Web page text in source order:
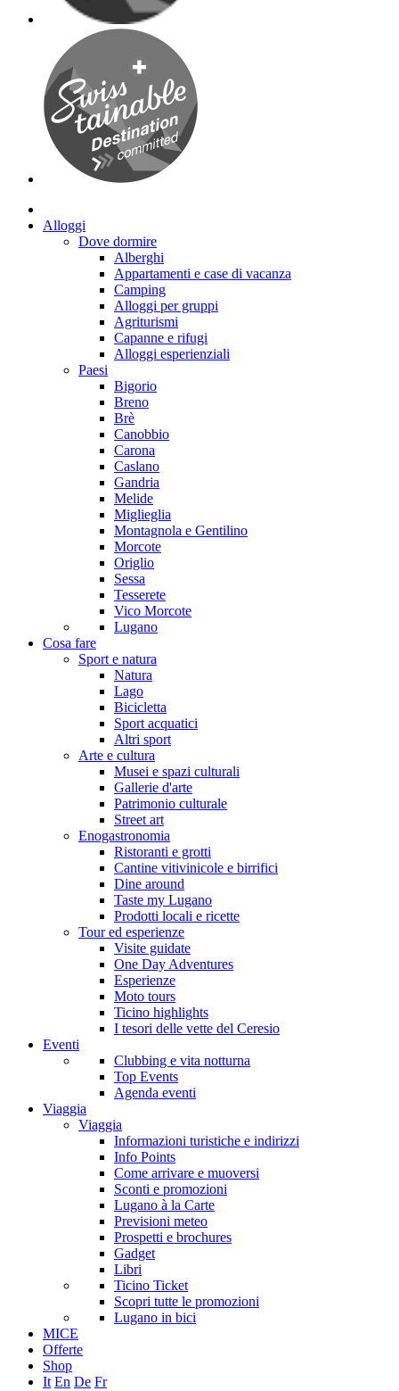
Alloggi
Dove dormire
Alberghi
Appartamenti e case di vacanza
Camping
Alloggi per gruppi
Agriturismi
Capanne e rifugi
Alloggi esperienziali
Paesi
Bigorio
Breno
Brè
Canobbio
Carona
Caslano
Gandria
Melide
Miglieglia
Montagnola e Gentilino
Morcote
Origlio
Sessa
Tesserete
Vico Morcote
Lugano
Cosa fare
Sport e natura
Natura
Lago
Bicicletta
Sport acquatici
Altri sport
Arte e cultura
Musei e spazi culturali
Gallerie d'arte
Patrimonio culturale
Street art
Enogastronomia
Ristoranti e grotti
Cantine vitivinicole e birrifici
Dine around
Taste my Lugano
Prodotti locali e ricette
Tour ed esperienze
Visite guidate
One Day Adventures
Esperienze
Moto tours
Ticino highlights
I tesori delle vette del Ceresio
Eventi
Clubbing e vita notturna
Top Events
Agenda eventi
Viaggia
Viaggia
Informazioni turistiche e indirizzi
Info Points
Come arrivare e muoversi
Sconti e promozioni
Lugano à la Carte
Previsioni meteo
Prospetti e brochures
Gadget
Libri
Ticino Ticket
Scopri tutte le promozioni
Lugano in bici
MICE
Offerte
Shop
It En De Fr